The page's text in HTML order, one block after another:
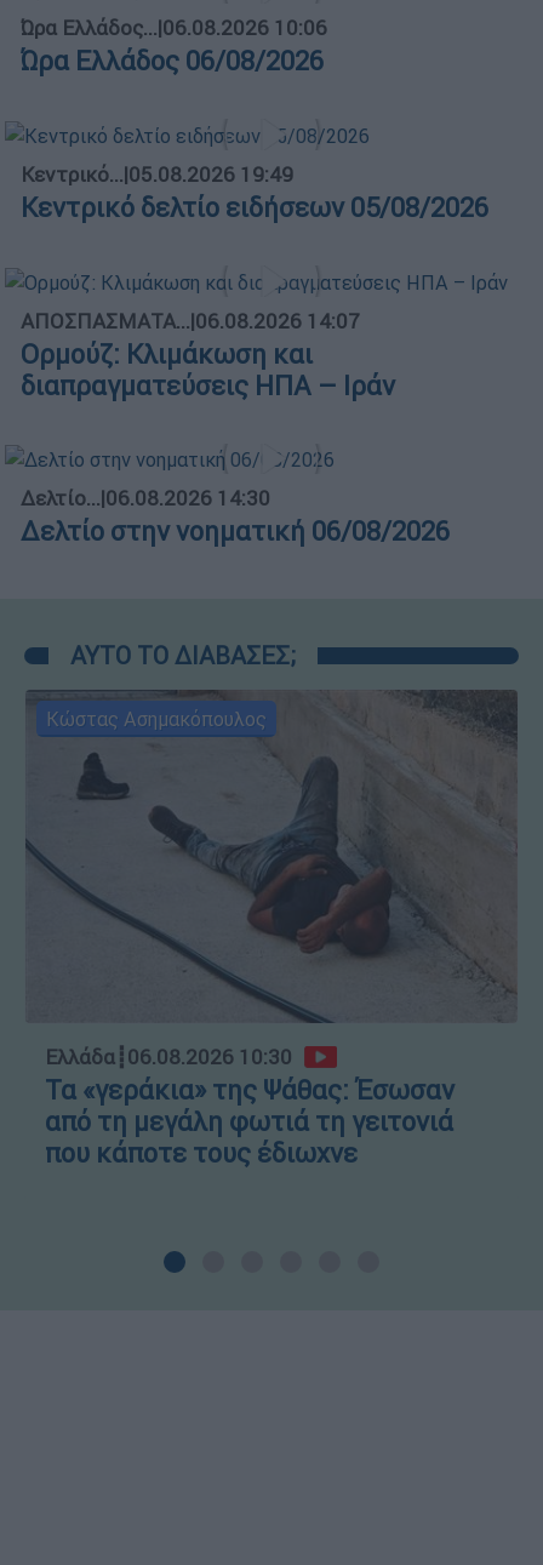
Ώρα Ελλάδος...|06.08.2026 10:06
Ώρα Ελλάδος 06/08/2026
Κεντρικό...|05.08.2026 19:49
Κεντρικό δελτίο ειδήσεων 05/08/2026
ΑΠΟΣΠΑΣΜΑΤΑ...|06.08.2026 14:07
Ορμούζ: Κλιμάκωση και
διαπραγματεύσεις ΗΠΑ – Ιράν
Δελτίο...|06.08.2026 14:30
Δελτίο στην νοηματική 06/08/2026
ΑΥΤΟ ΤΟ ΔΙΑΒΑΣΕΣ;
Κώστας Ασημακόπουλος
Ελλάδα┋06.08.2026 10:30
Τα «γεράκια» της Ψάθας: Έσωσαν
από τη μεγάλη φωτιά τη γειτονιά
που κάποτε τους έδιωχνε